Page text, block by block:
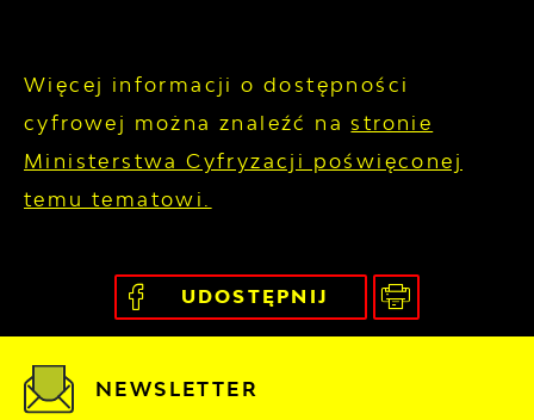
Więcej informacji o dostępności
cyfrowej można znaleźć nastronie
Ministerstwa Cyfryzacji poświęconej
temu tematowi.
UDOSTĘPNIJ
NEWSLETTER